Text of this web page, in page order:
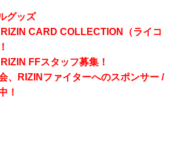
グッズ
CARD COLLECTION（ライコ
FFスタッフ募集！
、RIZINファイターへのスポンサー /
！